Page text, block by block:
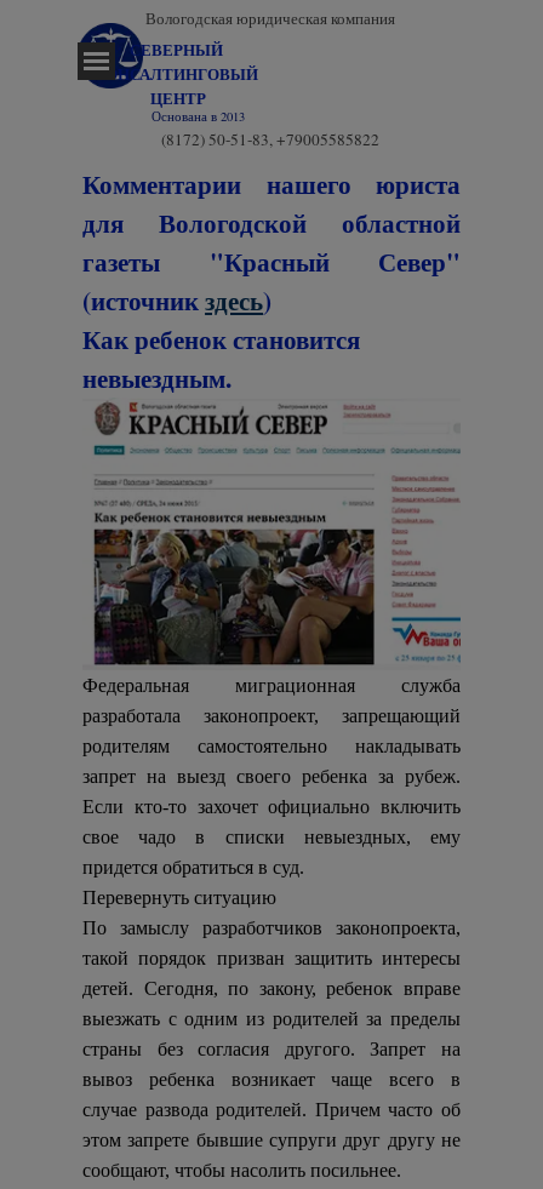
Перейти к контенту
СЕВЕРНЫЙ
КОНСАЛТИНГОВЫЙ
ЦЕНТР
Вологодская юридическая компания
(8172) 50-51-83, +79005585822
Основана в 2013
Пропустить меню
Комментарии нашего юриста
для Вологодской областной
газеты "Красный Север"
(источникздесь)
Как ребенок становится
невыездным.
Федеральная миграционная служба
разработала законопроект, запрещающий
родителям самостоятельно накладывать
запрет на выезд своего ребенка за рубеж.
Если кто-то захочет официально включить
свое чадо в списки невыездных, ему
придется обратиться в суд.
Перевернуть ситуацию
По замыслу разработчиков законопроекта,
такой порядок призван защитить интересы
детей. Сегодня, по закону, ребенок вправе
выезжать с одним из родителей за пределы
страны без согласия другого. Запрет на
вывоз ребенка возникает чаще всего в
случае развода родителей. Причем часто об
этом запрете бывшие супруги друг другу не
сообщают, чтобы насолить посильнее.